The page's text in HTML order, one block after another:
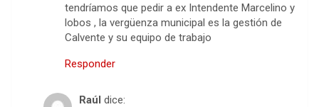
tendríamos que pedir a ex Intendente Marcelino y
lobos , la vergüenza municipal es la gestión de
Calvente y su equipo de trabajo
Responder
Raúl dice: